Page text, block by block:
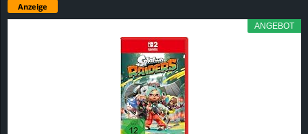
Anzeige
ANGEBOT